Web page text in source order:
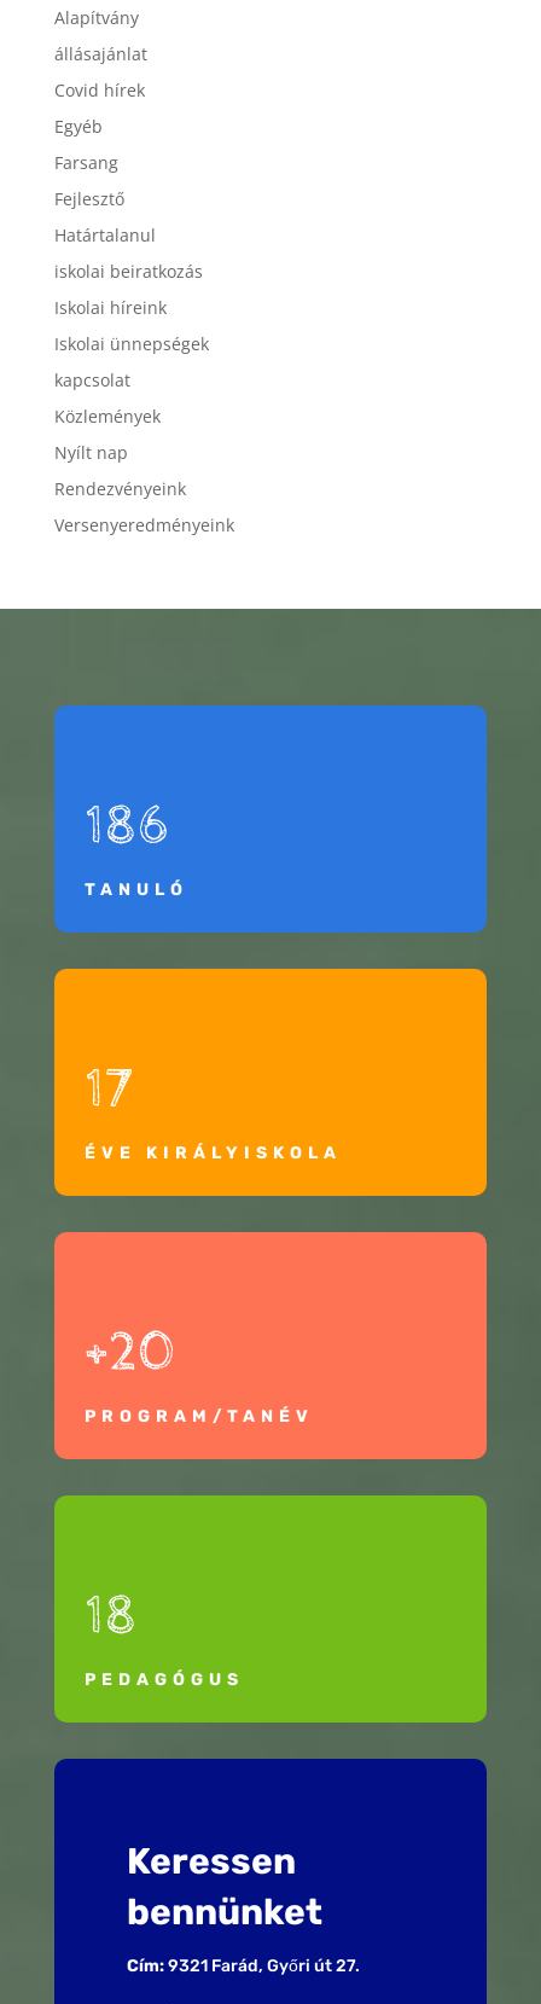
Alapítvány
állásajánlat
Covid hírek
Egyéb
Farsang
Fejlesztő
Határtalanul
iskolai beiratkozás
Iskolai híreink
Iskolai ünnepségek
kapcsolat
Közlemények
Nyílt nap
Rendezvényeink
Versenyeredményeink
186
TANULÓ
17
ÉVE KIRÁLYISKOLA
+20
PROGRAM/TANÉV
18
PEDAGÓGUS
Keressen
bennünket
Cím:9321 Farád, Győri út 27.